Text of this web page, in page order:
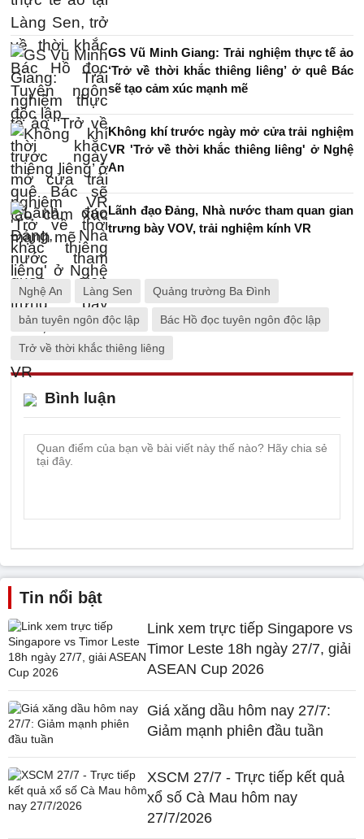
GS Vũ Minh Giang: Trải nghiệm thực tế ảo
‘Trở về thời khắc thiêng liêng’ ở quê Bác
sẽ tạo cảm xúc mạnh mẽ
Không khí trước ngày mở cửa trải nghiệm
VR 'Trở về thời khắc thiêng liêng' ở Nghệ
An
Lãnh đạo Đảng, Nhà nước tham quan gian
trưng bày VOV, trải nghiệm kính VR
Nghệ An Làng Sen Quảng trường Ba Đình
bản tuyên ngôn độc lập Bác Hồ đọc tuyên ngôn độc lập
Trở về thời khắc thiêng liêng
Bình luận
Tin nổi bật
Link xem trực tiếp Singapore vs
Timor Leste 18h ngày 27/7, giải
ASEAN Cup 2026
Giá xăng dầu hôm nay 27/7:
Giảm mạnh phiên đầu tuần
XSCM 27/7 - Trực tiếp kết quả
xổ số Cà Mau hôm nay
27/7/2026